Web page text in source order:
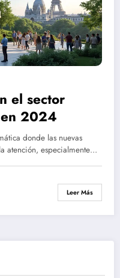
el sector
2024
donde las nuevas
atención, especialmente…
Leer Más